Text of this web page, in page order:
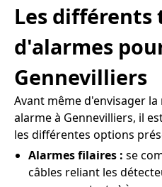
Les différents
d'alarmes
Gennevilliers
Avant même d'envisager
alarme à Gennevilliers, il
les différentes options
Alarmes filaires : se
câbles reliant les